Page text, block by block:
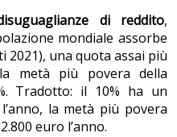
di reddito,
mondiale assorbe
2021), una quota assai più
metà più povera della
Tradotto: il 10% ha un
la metà più povera
euro l’anno.